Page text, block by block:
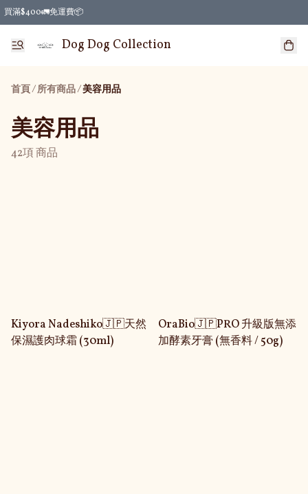
買滿$400🚛免運費📦
Dog Dog Collection
首頁/所有商品/美容用品
美容用品
42項 商品
Kiyora Nadeshiko🇯🇵天然
保濕護肉球霜 (30ml)
OraBio🇯🇵PRO 升級版無添
加酵素牙膏 (無香料 / 50g)